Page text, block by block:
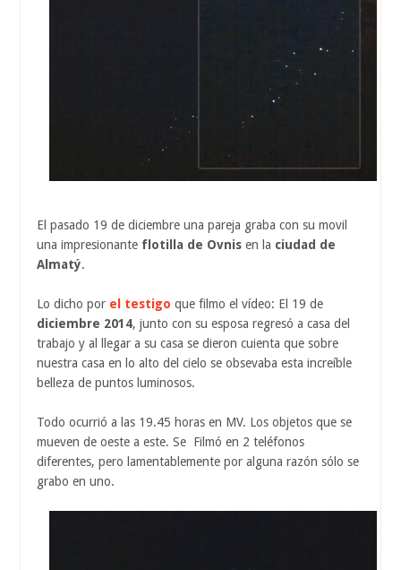
El pasado 19 de diciembre una pareja graba con su movil
una impresionante flotilla de Ovnis en la ciudad de
Almatý.
Lo dicho por el testigo que filmo el vídeo: El 19 de
diciembre 2014, junto con su esposa regresó a casa del
trabajo y al llegar a su casa se dieron cuienta que sobre
nuestra casa en lo alto del cielo se obsevaba esta increíble
belleza de puntos luminosos.
Todo ocurrió a las 19.45 horas en MV. Los objetos que se
mueven de oeste a este. Se Filmó en 2 teléfonos
diferentes, pero lamentablemente por alguna razón sólo se
grabo en uno.